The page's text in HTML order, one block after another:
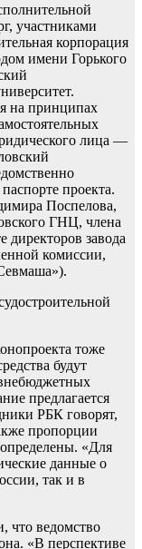
участниками
корпорация
имени Горького
на принципах
лица —
проекта.
Поспелова,
ГНЦ, члена
директоров завода
комиссии,
тоже
будут
предлагается
РБК говорят,
пропорции
«Для
данные о
так и в
что ведомство
«В перспективе